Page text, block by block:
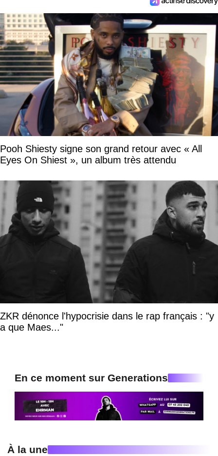
Pooh Shiesty signe son grand retour avec « All
Eyes On Shiest », un album très attendu
ZKR dénonce l'hypocrisie dans le rap français : "y
a que Maes..."
En ce moment sur Generations
À la une